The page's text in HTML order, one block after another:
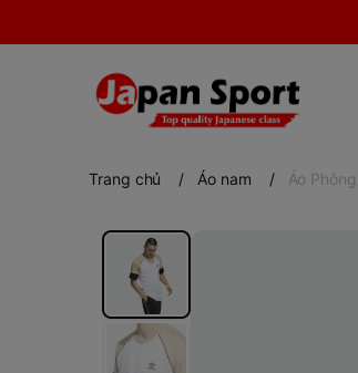
Trang chủ / Áo nam / Áo